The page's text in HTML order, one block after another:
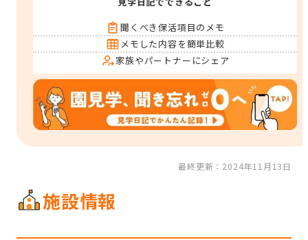
聞くべき保活項目のメモ
メモした内容を簡単比較
家族やパートナーにシェア
最終更新：2024年11月13日
施設情報